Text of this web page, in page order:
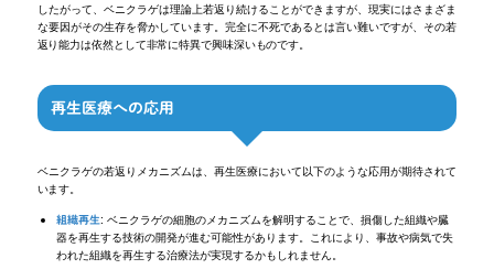
したがって、ベニクラゲは理論上若返り続けることができますが、現実にはさまざま
な要因がその生存を脅かしています。完全に不死であるとは言い難いですが、その若
返り能力は依然として非常に特異で興味深いものです。
再生医療への応用
ベニクラゲの若返りメカニズムは、再生医療において以下のような応用が期待されて
います。
組織再生: ベニクラゲの細胞のメカニズムを解明することで、損傷した組織や臓
器を再生する技術の開発が進む可能性があります。これにより、事故や病気で失
われた組織を再生する治療法が実現するかもしれません。